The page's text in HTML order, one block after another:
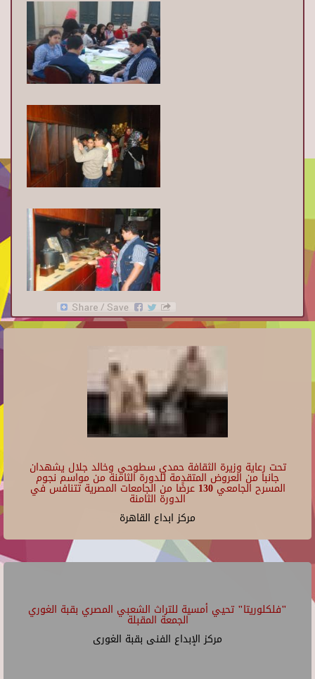
تحت رعاية وزيرة الثقافة حمدي سطوحي وخالد جلال يشهدان
جانبا من العروض المتقدمة للدورة الثامنة من مواسم نجوم
المسرح الجامعي 130 عرضًا من الجامعات المصرية تتنافس في
الدورة الثامنة
مركز ابداع القاهرة
"فلكلوريتا" تحيي أمسية للتراث الشعبي المصري بقبة الغوري
الجمعة المقبلة
مركز الإبداع الفنى بقبة الغورى